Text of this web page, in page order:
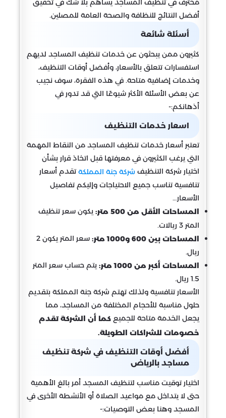
محترف في تنظيف المساجد يساهم بلا شك في تحقيق
أفضل النتائج للنظافة والصحة العامة للمصلين.
أسئلة شائعة
كثيرون ممن يبحثون عن خدمات تنظيف المساجد لديهم
استفسارات تتعلق بالأسعار، وأفضل أوقات التنظيف،
وخدمات إضافية متاحة. في هذه الفقرة، سوف نجيب
عن بعض الأسئلة الأكثر شيوعًا التي قد تدور في
أذهانكم:-
اسعار خدمات التنظيف
تعتبر أسعار خدمات تنظيف المساجد من النقاط المهمة
التي يرغب الكثيرون في معرفتها قبل اتخاذ قرار بشأن
اختيار شركة التنظيف شركة جنة المملكةتقدم أسعار
تنافسية تناسب جميع الاحتياجات وإليكم تفاصيل
الأسعار…
المساحات الأقل من 500 متر:
يكون سعر تنظيف
المتر 3 ريالات.
المساحات بين 600 و1000 متر:
سعر المتر يكون 2
ريال.
المساحات أكبر من 1000 متر:
يتم حساب سعر المتر
1.5 ريال.
الأسعار تنافسية ولذلك تهتم شركة جنة المملكة بتقديم
حلول مناسبة للأحجام المختلفة من المساجد، مما
يجعل الخدمة متاحة للجميع كما أن الشركة تقدم
خصومات للشراكات الطويلة.
أفضل أوقات التنظيف في شركة تنظيف
مساجد بالرياض
اختيار توقيت مناسب لتنظيف المسجد أمر بالغ الأهمية
حتى لا يتداخل مع مواعيد الصلاة أو الأنشطة الأخرى في
المسجد وهنا بعض التوصيات:-